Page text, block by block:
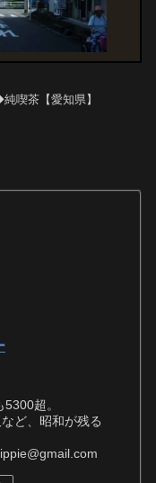
喫茶【愛知県】
超。
ど、昭和が残る